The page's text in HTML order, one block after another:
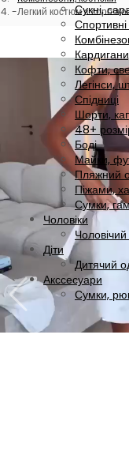
Сукні,
Кофти,
Легінси,
Спідниці
Шорти,
48+
Боді
Майки,
Пляжний
Піжами,
Сумки,
Чоловіки
Діти
Дитячий
Акссесуари
Сумки,
Легкий костюм з